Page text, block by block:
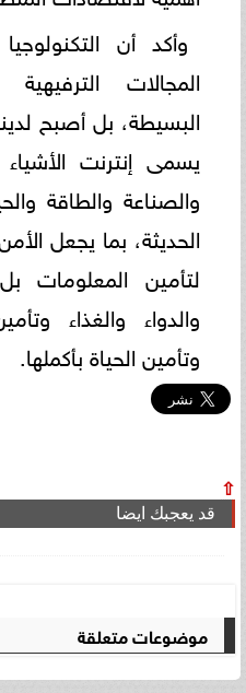
وأكد أن
المجالات
البسيطة، بل أصبح
يسمى إنترنت
والصناعة والطاقة
الحديثة، بما يجعل
لتأمين المعلومات
والدواء والغذاء
وتأمين الحياة بأكملها.
⇧
قد يعجبك ايضا
موضوعات متعلقة